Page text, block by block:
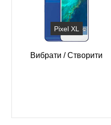
Pixel XL
Вибрати /Створити